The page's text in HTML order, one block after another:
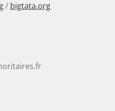
/ bigtata.org